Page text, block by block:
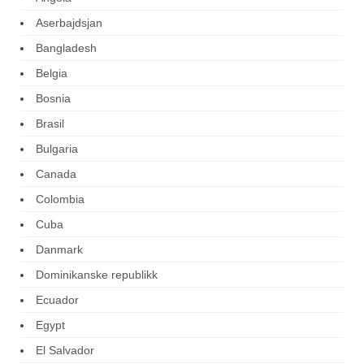
Aserbajdsjan
Bangladesh
Belgia
Bosnia
Brasil
Bulgaria
Canada
Colombia
Cuba
Danmark
Dominikanske republikk
Ecuador
Egypt
El Salvador